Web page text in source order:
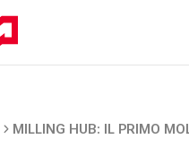
MILLING HUB: IL PRIMO